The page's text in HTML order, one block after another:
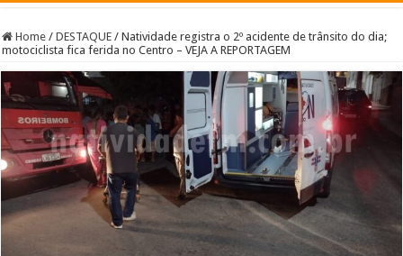
Home / DESTAQUE / Natividade registra o 2º acidente de trânsito do dia;
motociclista fica ferida no Centro – VEJA A REPORTAGEM